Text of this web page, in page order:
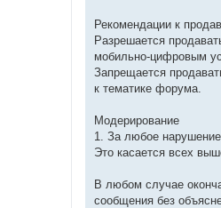
Рекомендации к
Разрешается
мобильно-цифровым
Запрещается
к тематике форума.
Модерирование
1. За любое
Это касается всех
В любом случае
сообщения без